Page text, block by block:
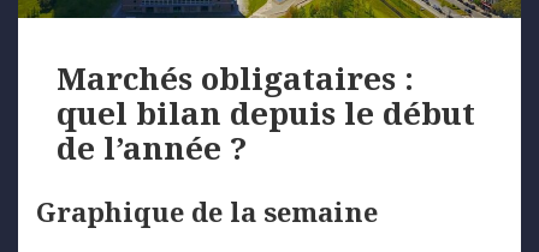
Marchés obligataires :
quel bilan depuis le début
de l’année ?
Graphique de la semaine